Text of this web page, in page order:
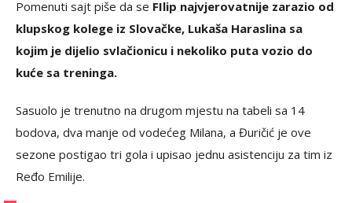
Pomenuti sajt piše da se FIlip najvjerovatnije zarazio od
klupskog kolege iz Slovačke, Lukaša Haraslina sa
kojim je dijelio svlačionicu i nekoliko puta vozio do
kuće sa treninga.
Sasuolo je trenutno na drugom mjestu na tabeli sa 14
bodova, dva manje od vodećeg Milana, a Đuričić je ove
sezone postigao tri gola i upisao jednu asistenciju za tim iz
Ređo Emilije.